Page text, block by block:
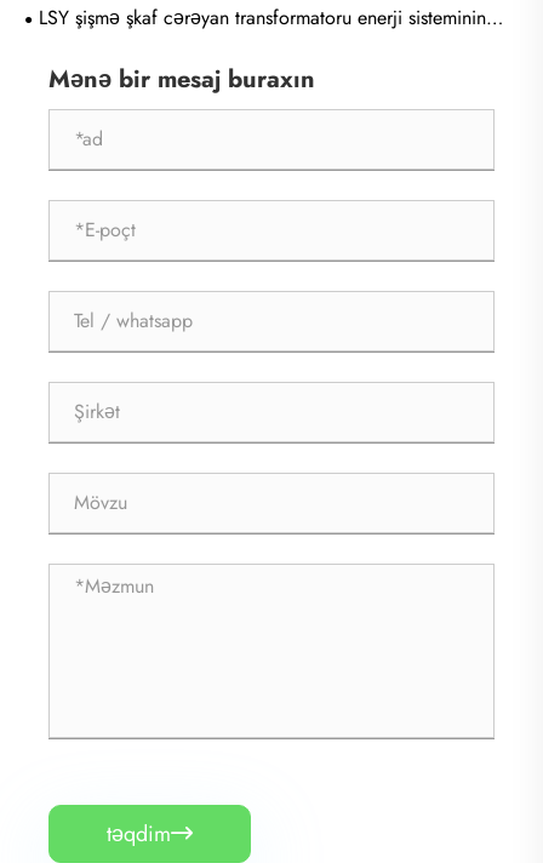
transformatoru seçməlisiniz?
LSY şişmə şkaf cərəyan transformatoru enerji sisteminin
Mənə bir mesaj buraxın
təqdim